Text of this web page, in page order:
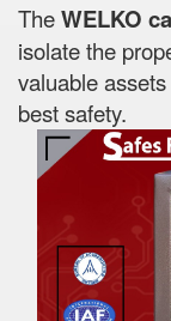
TheWELKO
isolate the
valuable
best safety.